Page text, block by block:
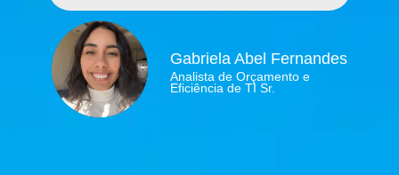
Gabriela Abel Fernandes
Analista de Orçamento e
Eficiência de TI Sr.